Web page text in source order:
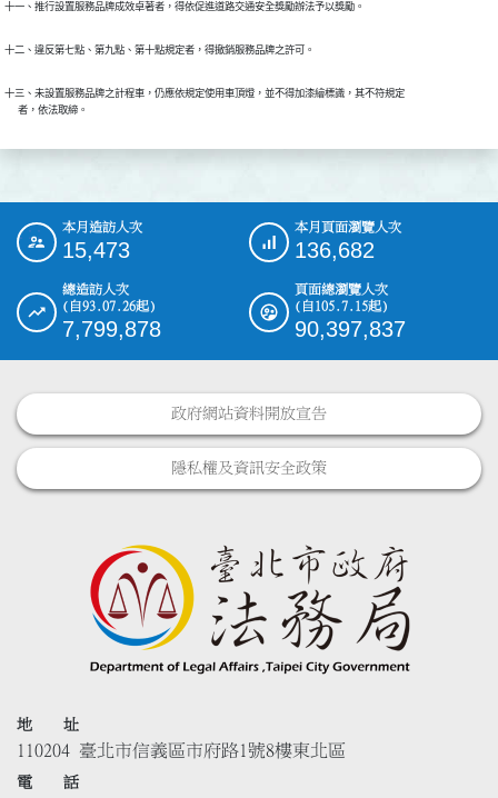
十一、推行設置服務品牌成效卓著者，得依促進道路交通安全獎勵辦法予以獎勵。
十二、違反第七點、第九點、第十點規定者，得撤銷服務品牌之許可。
十三、未設置服務品牌之計程車，仍應依規定使用車頂燈，並不得加漆繪標識，其不符規定
      者，依法取締。
::: 本月造訪人次
15,473
本月頁面瀏覽人次
136,682
總造訪人次
(自93.07.26起)
7,799,878
頁面總瀏覽人次
(自105.7.15起)
90,397,837
政府網站資料開放宣告
隱私權及資訊安全政策
地 址
110204 臺北市信義區市府路1號8樓東北區
電 話